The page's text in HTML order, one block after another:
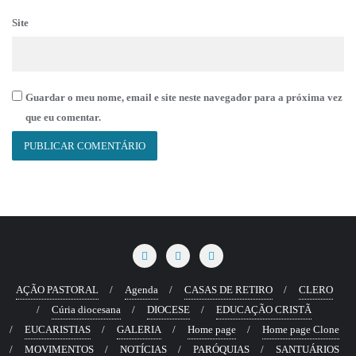
Site
Guardar o meu nome, email e site neste navegador para a próxima vez
que eu comentar.
AÇÃO PASTORAL Agenda CASAS DE RETIRO
CLERO
Cúria diocesana
DIOCESE
EDUCAÇÃO CRISTÃ
EUCARISTIAS
GALERIA Home page
Home page Clone
MOVIMENTOS
NOTÍCIAS PARÓQUIAS SANTUÁRIOS